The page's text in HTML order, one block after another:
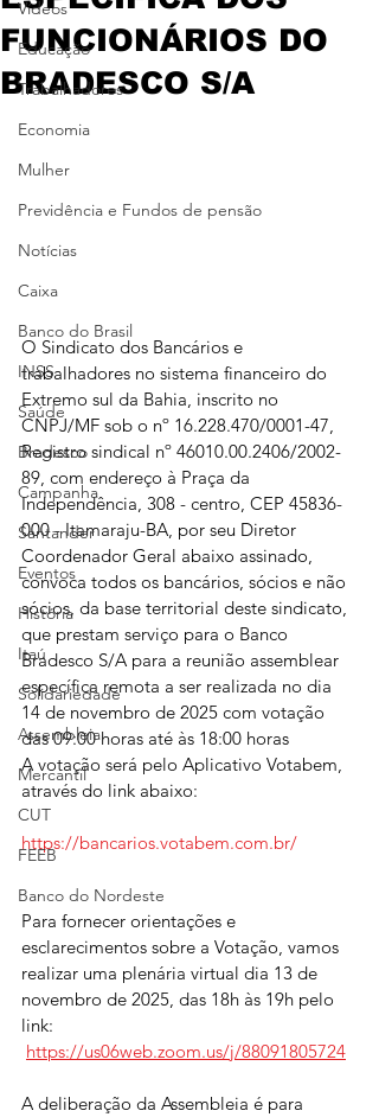
Vídeos
Educação
Trabalhadores
Economia
Mulher
Previdência e Fundos de pensão
Notícias
Caixa
Banco do Brasil
INSS
Saúde
Bradesco
Campanha
Santander
Eventos
História
Itaú
Solidariedade
Assembleia
Mercantil
CUT
FEEB
Banco do Nordeste
FUNCIONÁRIOS DO
BRADESCO S/A
O Sindicato dos Bancários e
trabalhadores no sistema financeiro do
Extremo sul da Bahia, inscrito no
CNPJ/MF sob o nº 16.228.470/0001-47,
Registro sindical nº 46010.00.2406/2002-
89, com endereço à Praça da
Independência, 308 - centro, CEP 45836-
000 - Itamaraju-BA, por seu Diretor
Coordenador Geral abaixo assinado,
convoca todos os bancários, sócios e não
sócios, da base territorial deste sindicato,
que prestam serviço para o Banco
Bradesco S/A para a reunião assemblear
específica remota a ser realizada no dia
14 de novembro de 2025 com votação
das 09:00 horas até às 18:00 horas
A votação será pelo Aplicativo Votabem,
através do link abaixo:
https://bancarios.votabem.com.br/
Para fornecer orientações e
esclarecimentos sobre a Votação, vamos
realizar uma plenária virtual dia 13 de
novembro de 2025, das 18h às 19h pelo
link:
https://us06web.zoom.us/j/88091805724
A deliberação da Assembleia é para